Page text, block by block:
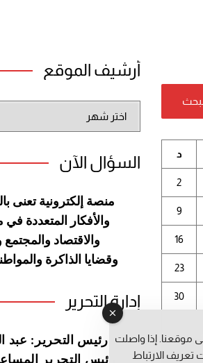
د
2
9
16
23
30
أرشيف الموقع
الموقع
السؤال الآن
منصة إلكترونية تعنى
والأفكار المتعددة في
والاقتصاد والمجتمع
وقضايا الذاكرة
إدارة التحرير
رئيس التحرير: عبد
رئيس التحرير
موقعنا. إذا واصلت
الارتباط